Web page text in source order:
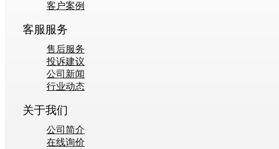
客户案例
客服服务
售后服务
投诉建议
公司新闻
行业动态
关于我们
公司简介
在线询价